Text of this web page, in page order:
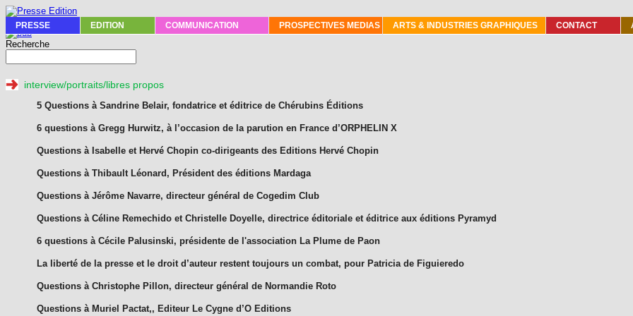
PRESSE EDITION COMMUNICATION PROSPECTIVES MEDIAS ARTS & INDUSTRIES GRAPHIQUES CONTACT
Recherche
interview/portraits/libres propos
5 Questions à Sandrine Belair, fondatrice et éditrice de Chérubins Éditions
6 questions à Gregg Hurwitz, à l’occasion de la parution en France d’ORPHELIN X
Questions à Isabelle et Hervé Chopin co-dirigeants des Editions Hervé Chopin
Questions à Thibault Léonard, Président des éditions Mardaga
Questions à Jérôme Navarre, directeur général de Cogedim Club
Questions à Céline Remechido et Christelle Doyelle, directrice éditoriale et éditrice aux éditions Pyramyd
6 questions à Cécile Palusinski, présidente de l'association La Plume de Paon
La liberté de la presse et le droit d’auteur restent toujours un combat, pour Patricia de Figuieredo
Questions à Christophe Pillon, directeur général de Normandie Roto
Questions à Muriel Pactat,, Editeur Le Cygne d’O Editions